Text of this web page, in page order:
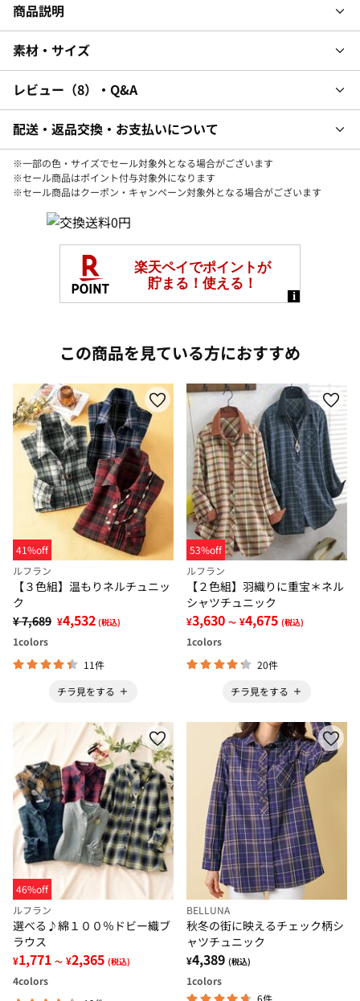
商品説明
素材・サイズ
レビュー 8 ・Q&A
配送・返品交換・お支払いについて
※一部の色・サイズでセール対象外となる場合がございます
※セール商品はポイント付与対象外になります
※セール商品はクーポン・キャンペーン対象外となる場合がございます
この商品を見ている方におすすめ
41%off
ルフラン
【３色組】温もりネルチュニッ
ク
¥ 7,689 ¥4,532 (税込)
1colors
11件
チラ見をする
53%off
ルフラン
【２色組】羽織りに重宝＊ネル
シャツチュニック
¥3,630 ～ ¥4,675 (税込)
1colors
20件
チラ見をする
46%off
ルフラン
選べる♪綿１００％ドビー織ブ
ラウス
¥1,771 ～ ¥2,365 (税込)
4colors
BELLUNA
秋冬の街に映えるチェック柄シ
ャツチュニック
¥4,389 (税込)
1colors